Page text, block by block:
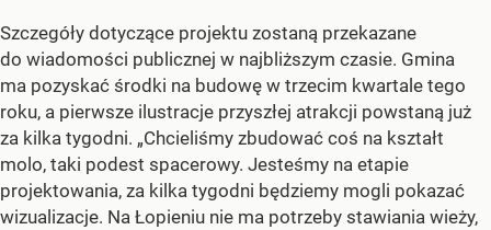
Szczegóły dotyczące projektu zostaną przekazane
do wiadomości publicznej w najbliższym czasie. Gmina
ma pozyskać środki na budowę w trzecim kwartale tego
roku, a pierwsze ilustracje przyszłej atrakcji powstaną już
za kilka tygodni. „Chcieliśmy zbudować coś na kształt
molo, taki podest spacerowy. Jesteśmy na etapie
projektowania, za kilka tygodni będziemy mogli pokazać
wizualizacje. Na Łopieniu nie ma potrzeby stawiania wieży,